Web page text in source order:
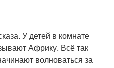
У детей в комнате
Африку. Всё так
волноваться за